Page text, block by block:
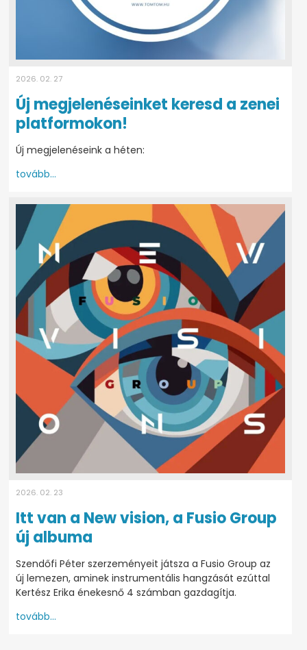
2026. 02. 27
Új megjelenéseinket keresd a zenei
platformokon!
Új megjelenéseink a héten:
tovább...
2026. 02. 23
Itt van a New vision, a Fusio Group
új albuma
Szendőfi Péter szerzeményeit játsza a Fusio Group az
új lemezen, aminek instrumentális hangzását ezúttal
Kertész Erika énekesnő 4 számban gazdagítja.
tovább...